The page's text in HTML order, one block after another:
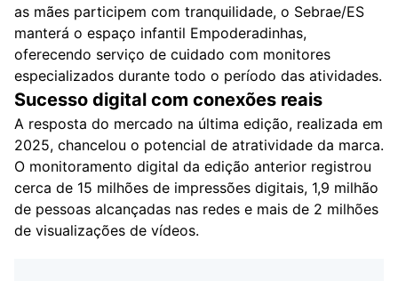
as mães participem com tranquilidade, o Sebrae/ES
manterá o espaço infantil Empoderadinhas,
oferecendo serviço de cuidado com monitores
especializados durante todo o período das atividades.
Sucesso digital com conexões reais
A resposta do mercado na última edição, realizada em
2025, chancelou o potencial de atratividade da marca.
O monitoramento digital da edição anterior registrou
cerca de 15 milhões de impressões digitais, 1,9 milhão
de pessoas alcançadas nas redes e mais de 2 milhões
de visualizações de vídeos.